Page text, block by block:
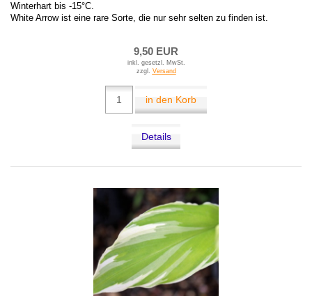
Winterhart bis -15°C.
White Arrow ist eine rare Sorte, die nur sehr selten zu finden ist.
9,50 EUR
inkl. gesetzl. MwSt.
zzgl. Versand
in den Korb
Details